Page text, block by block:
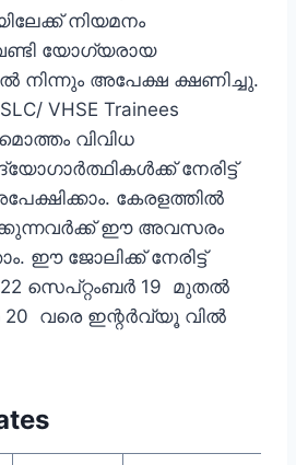
നിയമനം
യോഗ്യരായ
നിന്നും അപേക്ഷ ക്ഷണിച്ചു.
VHSE Trainees
വിവിധ
നേരിട്ട്
കേരളത്തില്‍
ഈ അവസരം
ഈ ജോലിക്ക് നേരിട്ട്
സെപ്റ്റംബര്‍ 19 മുതല്‍
20 വരെ ഇന്റര്‍വ്യൂ വില്‍